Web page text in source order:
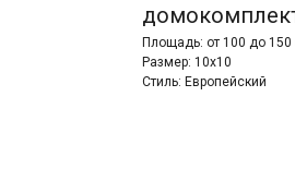
Площадь: от 100 до 150
Размер: 10х10
Стиль: Европейский